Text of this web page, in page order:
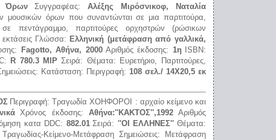
Όρων Συγγραφέας: Αλέξης Μιρόσνικοφ, Ναταλία
μουσικών όρων που συναντώνται σε μια παρτιτούρα,
πεντάγραμμο, παρτιτούρες ορχηστρών (ρώσικων
Γλώσσα: Ελληνική (μετάφραση από γαλλικά,
Fagotto, Aθήνα, 2000 Αριθμός έκδοσης: 1η
ISBN:
R 780.3 MIΡ Σειρά: Θέματα: Eυρετήριο, Παρτιτούρες,
Κατάσταση: Περιγραφή: 108 σελ./ 14Χ20,5 εκ
Περιγραφή:Τραγωδία ΧΟΗΦΟΡΟΙ : αρχαίο κείμενο και
Χρόνος έκδοσης: Αθήνα:''ΚΑΚΤΟΣ'',1992 Αριθμός
κατα DDC: 882.01 Σειρά: ''ΟΙ ΕΛΛΗΝΕΣ'' Θέματα:
Κείμενο-Μετάφραση Σημειώσεις:
Μετάφραση